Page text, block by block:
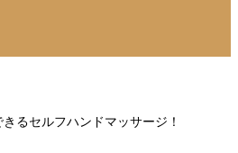
るセルフハンドマッサージ！